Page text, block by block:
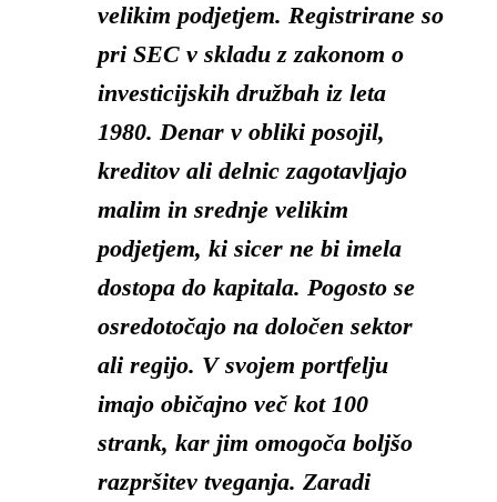
velikim podjetjem. Registrirane so
pri SEC v skladu z zakonom o
investicijskih družbah iz leta
1980. Denar v obliki posojil,
kreditov ali delnic zagotavljajo
malim in srednje velikim
podjetjem, ki sicer ne bi imela
dostopa do kapitala. Pogosto se
osredotočajo na določen sektor
ali regijo. V svojem portfelju
imajo običajno več kot 100
strank, kar jim omogoča boljšo
razpršitev tveganja. Zaradi